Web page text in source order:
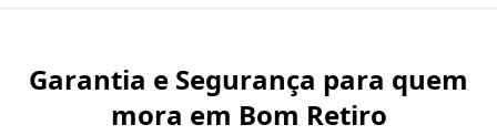
Garantia e Segurança para quem
mora em Bom Retiro